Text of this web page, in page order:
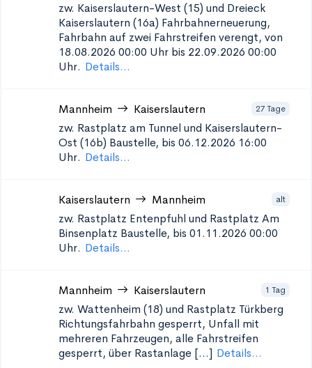
zw. Kaiserslautern-West (15) und Dreieck
Kaiserslautern (16a) Fahrbahnerneuerung,
Fahrbahn auf zwei Fahrstreifen verengt, von
18.08.2026 00:00 Uhr bis 22.09.2026 00:00
Uhr. Details...
Mannheim Kaiserslautern 27 Tage
zw. Rastplatz am Tunnel und Kaiserslautern-
Ost (16b) Baustelle, bis 06.12.2026 16:00
Uhr. Details...
Kaiserslautern Mannheim alt
zw. Rastplatz Entenpfuhl und Rastplatz Am
Binsenplatz Baustelle, bis 01.11.2026 00:00
Uhr. Details...
Mannheim Kaiserslautern 1 Tag
zw. Wattenheim (18) und Rastplatz Türkberg
Richtungsfahrbahn gesperrt, Unfall mit
mehreren Fahrzeugen, alle Fahrstreifen
gesperrt, über Rastanlage [...] Details...